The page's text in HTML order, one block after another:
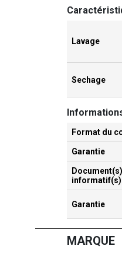
Lavage
Sechage
Format du
Garantie
Document(s)
informatif(s)
Garantie
MARQUE